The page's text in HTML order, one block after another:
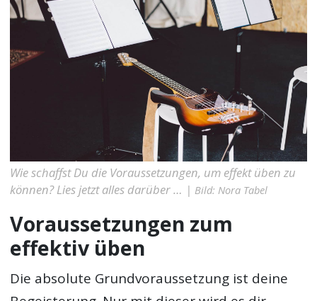
Wie schaffst Du die Voraussetzungen, um effekt üben zu
können? Lies jetzt alles darüber … |Bild: Nora Tabel
Voraussetzungen zum
effektiv üben
Die absolute Grundvoraussetzung ist deine